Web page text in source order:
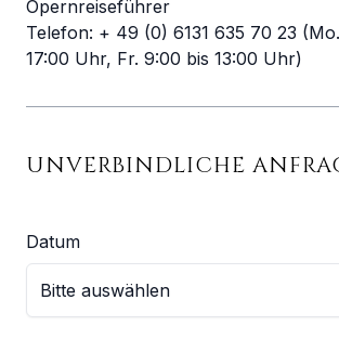
Opernreiseführer
Telefon: + 49 (0) 6131 635 70 23
17:00 Uhr, Fr. 9:00 bis 13:00 Uhr)
UNVERBINDLICHE
Datum